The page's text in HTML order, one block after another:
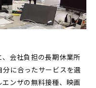
会社負担の長期休業所
に合ったサービスを選
ンザの無料接種、映画